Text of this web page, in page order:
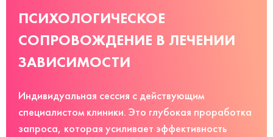
ПСИХОЛОГИЧЕСКОЕ
СОПРОВОЖДЕНИЕ В ЛЕЧЕНИИ
ЗАВИСИМОСТИ
Индивидуальная сессия с действующим
специалистом клиники. Это глубокая проработка
запроса, которая усиливает эффективность